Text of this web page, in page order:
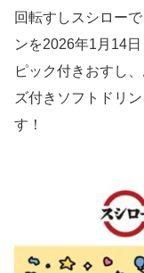
回転すしスシロー
ンを2026年1月14
ピック付きおすし
ズ付きソフトドリ
す！